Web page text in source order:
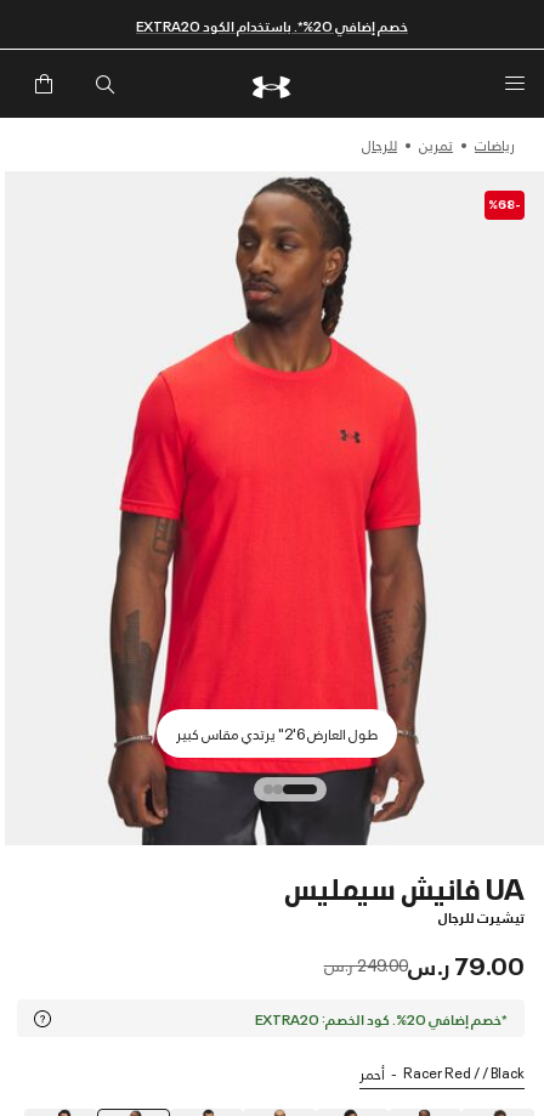
خصم إضافي 20%*. باستخدام الكود EXTRA20
رياضات تمرين للرجال
-%68
طول العارض 6'2" يرتدي مقاس كبير
UA فانيش سيمليس
تيشيرت للرجال
79.00 ر.س Price reduced from
249.00 ر.س to
*خصم إضافي 20%. كود الخصم: EXTRA20
Racer Red / / Black أحمر